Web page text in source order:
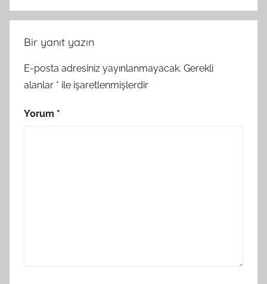
Bir yanıt yazın
E-posta adresiniz yayınlanmayacak. Gerekli
alanlar * ile işaretlenmişlerdir
Yorum *